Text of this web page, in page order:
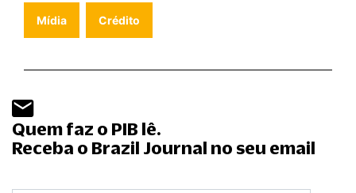
Mídia Crédito
Quem faz o PIB lê.
Receba o Brazil Journal no seu email